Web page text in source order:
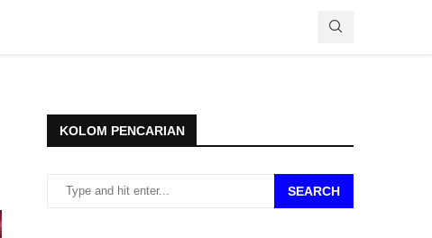
KOLOM PENCARIAN
SEARCH